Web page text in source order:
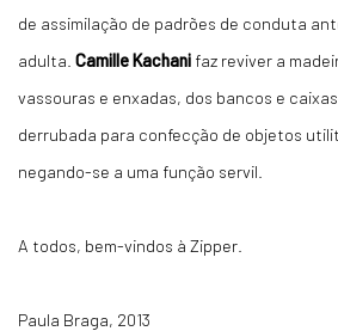
de assimilação de padrões de conduta
adulta. Camille Kachani faz reviver a
vassouras e enxadas, dos bancos e
derrubada para confecção de objetos
negando-se a uma função servil.
A todos, bem-vindos à Zipper.
Paula Braga, 2013